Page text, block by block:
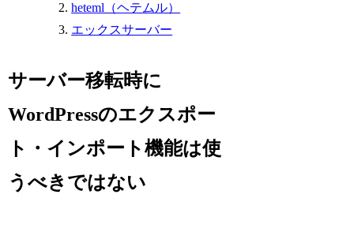
heteml（ヘテムル）
エックスサーバー
サーバー移転時に
WordPressのエクスポー
ト・インポート機能は使
うべきではない